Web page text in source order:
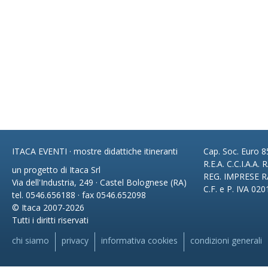
ITACA EVENTI · mostre didattiche itineranti
un progetto di Itaca Srl
Via dell'Industria, 249 · Castel Bolognese (RA)
tel. 0546.656188 · fax 0546.652098
© Itaca 2007-2026
Tutti i diritti riservati
Cap. Soc. Euro
R.E.A. C.C.I.A.A.
REG. IMPRESE
C.F. e P. IVA
chi siamo privacy informativa cookies condizioni generali